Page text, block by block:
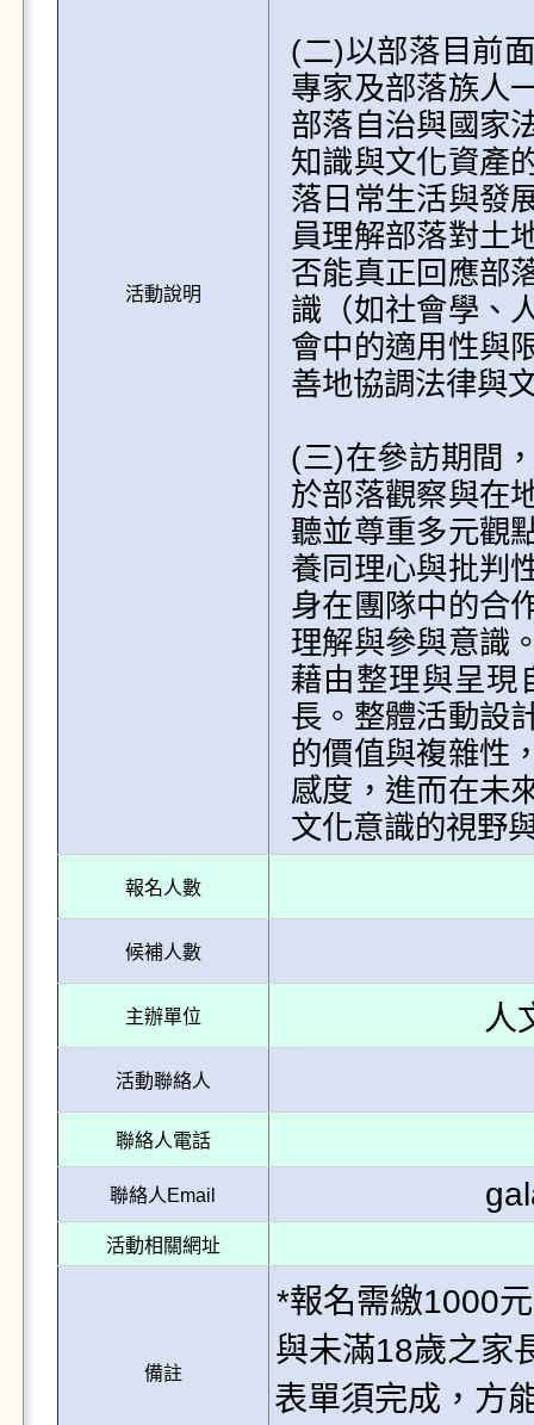
活動說明
(二)以部落目前
專家及部落族人
部落自治與國家
知識與文化資產
落日常生活與發
員理解部落對土
否能真正回應部
識（如社會學、
會中的適用性與
善地協調法律與
(三)在參訪期間
於部落觀察與在
聽並尊重多元觀
養同理心與批判
身在團隊中的合
理解與參與意識
藉由整理與呈現
長。整體活動設
的價值與複雜性
感度，進而在未
文化意識的視野
報名人數
候補人數
主辦單位 人
活動聯絡人
聯絡人電話
聯絡人Email
活動相關網址
備註
*報名需繳1000
與未滿18歲之家
表單須完成，方